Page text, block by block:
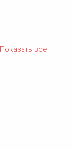
Показать все